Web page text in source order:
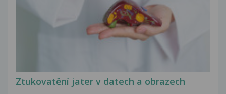
Ztukovatění jater v datech a obrazech